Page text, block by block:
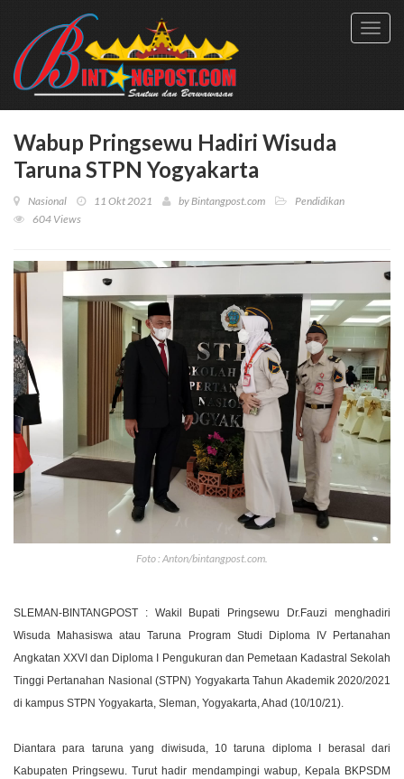
Wabup Pringsewu Hadiri Wisuda
Taruna STPN Yogyakarta
Nasional 11 Okt 2021 by Bintangpost.com
Pendidikan
604 Views
Foto : Anton/bintangpost.com.
SLEMAN-BINTANGPOST : Wakil Bupati Pringsewu Dr.Fauzi menghadiri
Wisuda Mahasiswa atau Taruna Program Studi Diploma IV Pertanahan
Angkatan XXVI dan Diploma I Pengukuran dan Pemetaan Kadastral Sekolah
Tinggi Pertanahan Nasional (STPN) Yogyakarta Tahun Akademik 2020/2021
di kampus STPN Yogyakarta, Sleman, Yogyakarta, Ahad (10/10/21).
Diantara para taruna yang diwisuda, 10 taruna diploma I berasal dari
Kabupaten Pringsewu. Turut hadir mendampingi wabup, Kepala BKPSDM